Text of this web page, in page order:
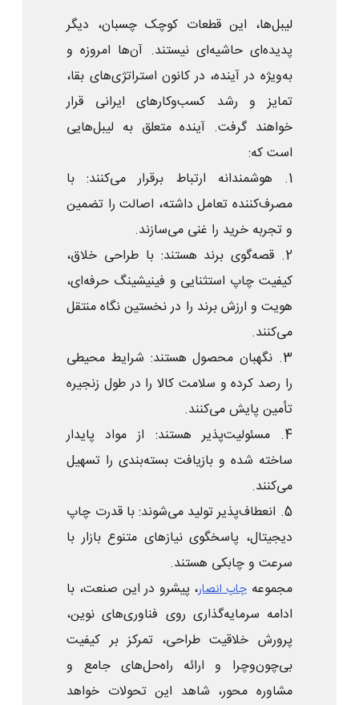
لیبل‌ها، این قطعات کوچک چسبان، دیگر
پدیده‌ای حاشیه‌ای نیستند. آن‌ها امروزه و
به‌ویژه در آینده، در کانون استراتژی‌های بقا،
تمایز و رشد کسب‌وکارهای ایرانی قرار
خواهند گرفت. آینده متعلق به لیبل‌هایی
است که:
1. هوشمندانه ارتباط برقرار می‌کنند: با
مصرف‌کننده تعامل داشته، اصالت را تضمین
و تجربه خرید را غنی می‌سازند.
2. قصه‌گوی برند هستند: با طراحی خلاق،
کیفیت چاپ استثنایی و فینیشینگ حرفه‌ای،
هویت و ارزش برند را در نخستین نگاه منتقل
می‌کنند.
3. نگهبان محصول هستند: شرایط محیطی
را رصد کرده و سلامت کالا را در طول زنجیره
تأمین پایش می‌کنند.
4. مسئولیت‌پذیر هستند: از مواد پایدار
ساخته شده و بازیافت بسته‌بندی را تسهیل
می‌کنند.
5. انعطاف‌پذیر تولید می‌شوند: با قدرت چاپ
دیجیتال، پاسخگوی نیازهای متنوع بازار با
سرعت و چابکی هستند.
مجموعه چاپ انصار، پیشرو در این صنعت، با
ادامه سرمایه‌گذاری روی فناوری‌های نوین،
پرورش خلاقیت طراحی، تمرکز بر کیفیت
بی‌چون‌وچرا و ارائه راه‌حل‌های جامع و
مشاوره محور، شاهد این تحولات خواهد